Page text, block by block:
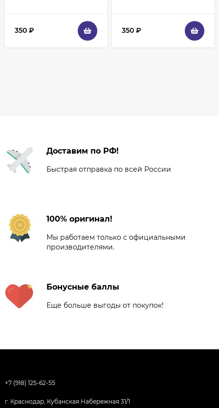
350 ₽ 350 ₽
Доставим по РФ!
Быстрая отправка по всей России
100% оригинал!
Мы работаем только с официальными
производителями.
Бонусные баллы
Еще больше выгоды от покупок!
+7 (918) 125-62-55
г. Краснодар, Кубанская Набережная 31/1